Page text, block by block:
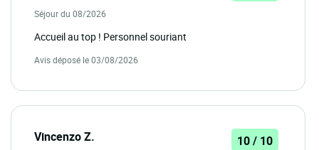
Séjour du 08/2026
Accueil au top ! Personnel souriant
Avis déposé le 03/08/2026
Vincenzo Z. 10 / 10